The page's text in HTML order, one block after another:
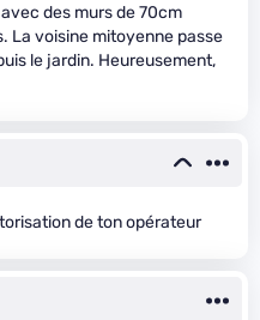
des murs de 70cm
La voisine mitoyenne passe
le jardin. Heureusement,
de ton opérateur